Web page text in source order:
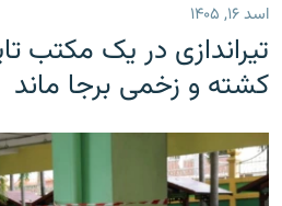
اسد ۱۶, ۱۴۰۵
تیراندازی در یک مکتب
کشته و زخمی برجا ماند